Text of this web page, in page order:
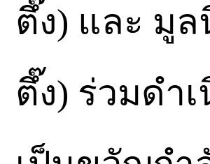
ตึ๊ง) และ มูล
ตึ๊ง) ร่วมดำ